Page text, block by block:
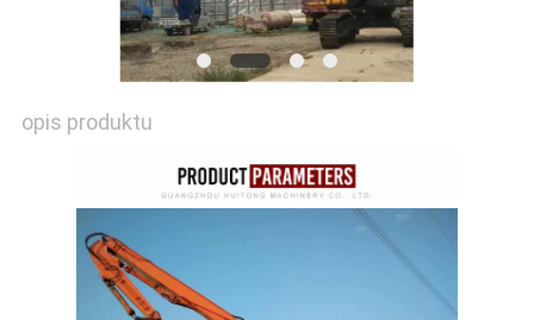
opis produktu